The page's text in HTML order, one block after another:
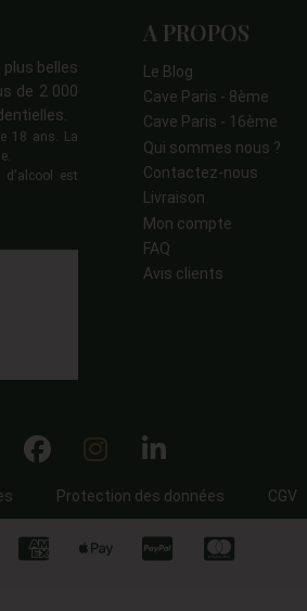
plus belles
de 2 000
18 ans. La
d'alcool est
A PROPOS
Le Blog
Cave Paris - 8ème
Cave Paris - 16ème
Qui sommes nous ?
Contactez-nous
Livraison
Mon compte
FAQ
Avis clients
Protection des données CGV